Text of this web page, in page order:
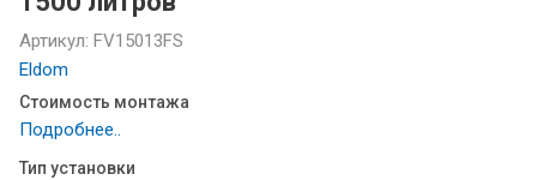
Артикул: FV15013FS
Eldom
Стоимость монтажа
Подробнее..
Тип установки